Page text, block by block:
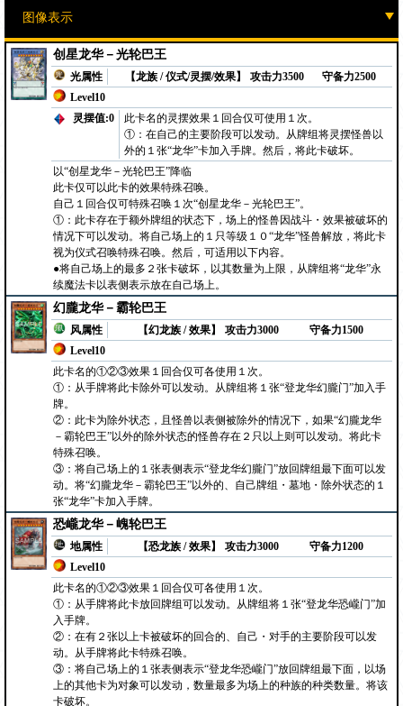
创星龙华－光轮巴王
光属性
【龙族 / 仪式/灵摆/效果】
Level10
攻击力3500 守备力2500
灵摆值:0
此卡名的灵摆效果１回合仅可使用１次。
①：在自己的主要阶段可以发动。从牌组将灵摆怪兽以
外的１张“龙华”卡加入手牌。然后，将此卡破坏。
以“创星龙华－光轮巴王”降临
此卡仅可以此卡的效果特殊召唤。
自己１回合仅可特殊召唤１次“创星龙华－光轮巴王”。
①：此卡存在于额外牌组的状态下，场上的怪兽因战斗・效果被破坏的
情况下可以发动。将自己场上的１只等级１０“龙华”怪兽解放，将此卡
视为仪式召唤特殊召唤。然后，可适用以下内容。
●将自己场上的最多２张卡破坏，以其数量为上限，从牌组将“龙华”永
续魔法卡以表侧表示放在自己场上。
幻朧龙华－霸轮巴王
风属性
【幻龙族 / 效果】
Level10
攻击力3000 守备力1500
此卡名的①②③效果１回合仅可各使用１次。
①：从手牌将此卡除外可以发动。从牌组将１张“登龙华幻朧门”加入手
牌。
②：此卡为除外状态，且怪兽以表侧被除外的情况下，如果“幻朧龙华
－霸轮巴王”以外的除外状态的怪兽存在２只以上则可以发动。将此卡
特殊召唤。
③：将自己场上的１张表侧表示“登龙华幻朧门”放回牌组最下面可以发
动。将“幻朧龙华－霸轮巴王”以外的、自己牌组・墓地・除外状态的１
张“龙华”卡加入手牌。
恐巄龙华－㟴轮巴王
地属性
【恐龙族 / 效果】
Level10
攻击力3000 守备力1200
此卡名的①②③效果１回合仅可各使用１次。
①：从手牌将此卡放回牌组可以发动。从牌组将１张“登龙华恐巄门”加
入手牌。
②：在有２张以上卡被破坏的回合的、自己・对手的主要阶段可以发
动。从手牌将此卡特殊召唤。
③：将自己场上的１张表侧表示“登龙华恐巄门”放回牌组最下面，以场
上的其他卡为对象可以发动，数量最多为场上的种族的种类数量。将该
卡破坏。